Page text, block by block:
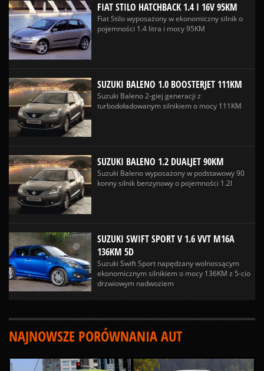
FIAT STILO HATCHBACK 1.4 I 16V 95KM
Fiat Stilo wyposażony w ekonomiczny silnik o
pojemności 1.4 litra i mocy 95KM
SUZUKI BALENO 1.0 BOOSTERJET 111KM
Suzuki Baleno 2-giej generacji z
turbodoładowanym silnikiem o mocy 111KM
SUZUKI BALENO 1.2 DUALJET 90KM
Suzuki Baleno wyposażony w podstawowy 90
konny silnik benzynowy o pojemności 1.2l
SUZUKI SWIFT SPORT V 1.6 VVT M16A
136KM 5D
Suzuki Swift Sport napędzany wolnossącym
ekonomicznym silnikiem o mocy 136KM z 5-cio
drzwiowym nadwoziem
NAJNOWSZE PORÓWNANIA AUT